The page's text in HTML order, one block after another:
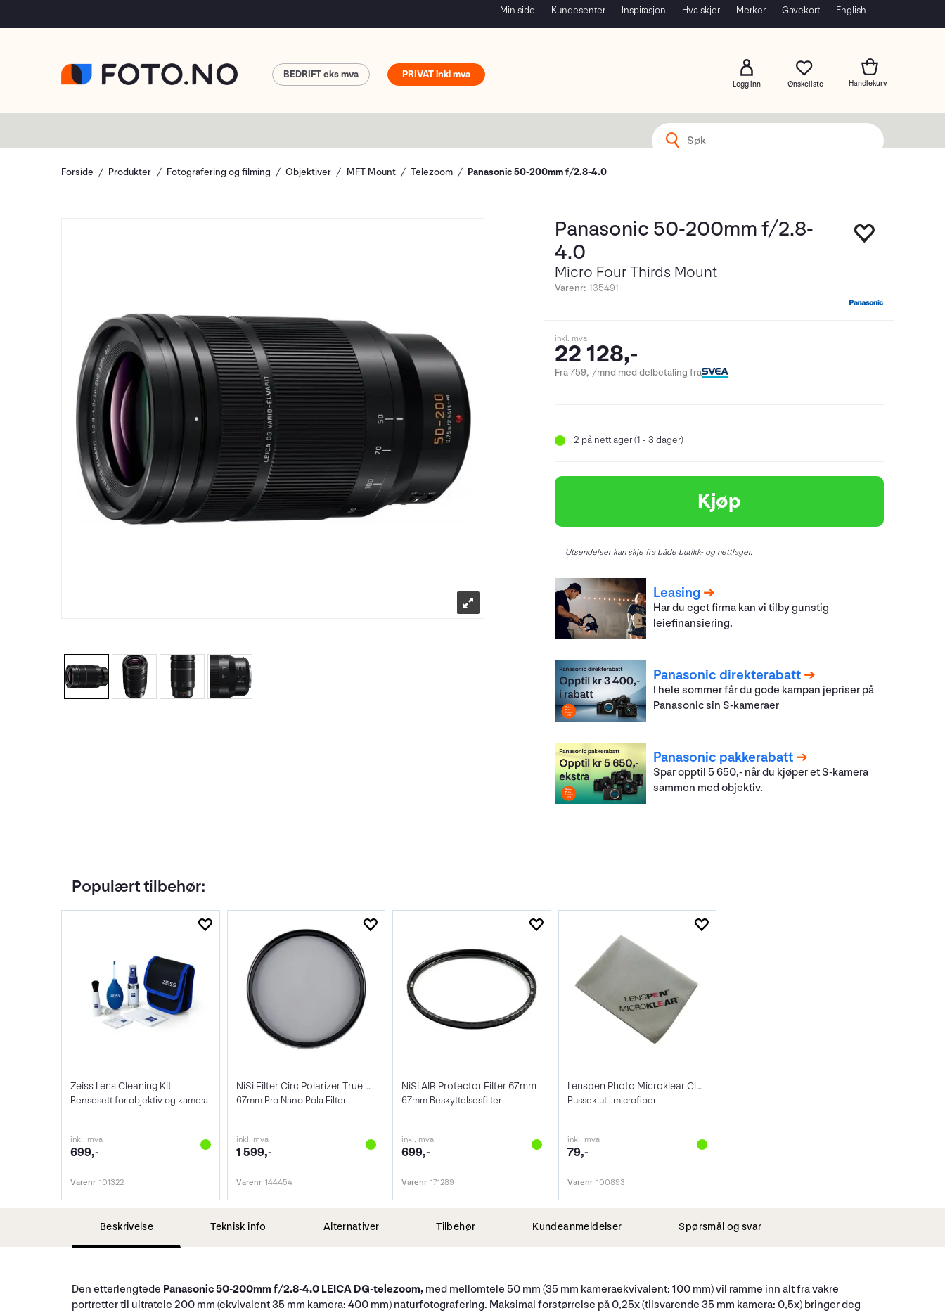
Min side Kundesenter Inspirasjon Hva skjer Merker Gavekort English
Logg inn
PRIVAT
BEDRIFT
Forside Produkter Fotografering og filming Objektiver MFT Mount Telezoom Panasonic 50-200mm f/2.8-4.0
Panasonic 50-200mm f/2.8-
4.0
Micro Four Thirds Mount
Varenr: 135491
inkl. mva
22 128,-
Fra 759,-/mnd med delbetaling fra
2 på nettlager (1 - 3 dager)
Kjøp
Utsendelser kan skje fra både butikk- og nettlager.
Leasing
Har du eget firma kan vi tilby gunstig
leiefinansiering.
Panasonic direkterabatt
I hele sommer får du gode kampan jepriser på
Panasonic sin S-kameraer
Panasonic pakkerabatt
Spar opptil 5 650,- når du kjøper et S-kamera
sammen med objektiv.
Populært tilbehør:
Zeiss Lens Cleaning Kit
Rensesett for objektiv og kamera
inkl. mva
699,-
Varenr 101322
NiSi Filter Circ Polarizer True Color 67
67mm Pro Nano Pola Filter
inkl. mva
1 599,-
Varenr 144454
NiSi AIR Protector Filter 67mm
67mm Beskyttelsesfilter
inkl. mva
699,-
Varenr 171289
Lenspen Photo Microklear Cloth
Pusseklut i microfiber
inkl. mva
79,-
Varenr 100893
Beskrivelse Teknisk info Alternativer Tilbehør Kundeanmeldelser Spørsmål og svar
Den etterlengtede Panasonic 50-200mm f/2.8-4.0 LEICA DG-telezoom, med mellomtele 50 mm (35 mm kameraekvivalent: 100 mm) vil ramme inn alt fra vakre
portretter til ultratele 200 mm (ekvivalent 35 mm kamera: 400 mm) naturfotografering. Maksimal forstørrelse på 0,25x (tilsvarende 35 mm kamera: 0,5x) bringer deg